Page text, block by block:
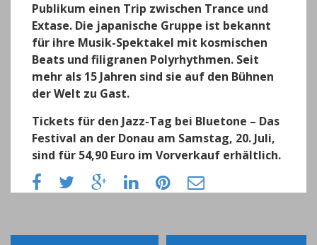
Publikum einen Trip zwischen Trance und
Extase. Die japanische Gruppe ist bekannt
für ihre Musik-Spektakel mit kosmischen
Beats und filigranen Polyrhythmen. Seit
mehr als 15 Jahren sind sie auf den Bühnen
der Welt zu Gast.
Tickets für den Jazz-Tag bei Bluetone – Das
Festival an der Donau am Samstag, 20. Juli,
sind für 54,90 Euro im Vorverkauf erhältlich.